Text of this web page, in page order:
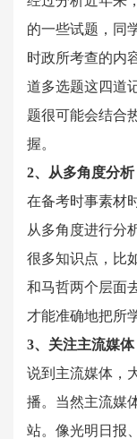
的一些试题，同
时政所考查的内
道多选题这四道
题很可能会结合
握。
2、从多角度分析
在备考时事素材
从多角度进行分
很多知识点，比
和马哲两个层面
才能准确地把所
3、关注主流媒体
说到主流媒体，
播。当然主流媒
站。像光明日报